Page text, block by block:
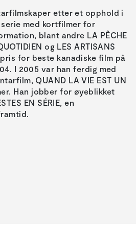
etter et opphold i
med kortfilmer for
blant andre LA PÊCHE
og LES ARTISANS
pris for beste kanadiske film på
I 2005 var han ferdig med
QUAND LA VIE EST UN
Han jobber for øyeblikket
EN SÉRIE, en